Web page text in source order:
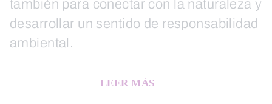
también para conectar con la naturaleza y
desarrollar un sentido de responsabilidad
ambiental.
LEER MÁS